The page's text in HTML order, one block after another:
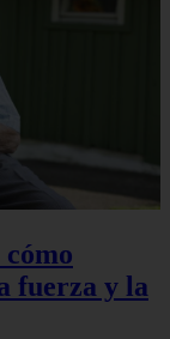
fuerza y la